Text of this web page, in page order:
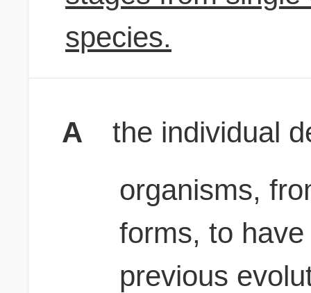
species.
A
the individual
organisms,
forms, to
previous